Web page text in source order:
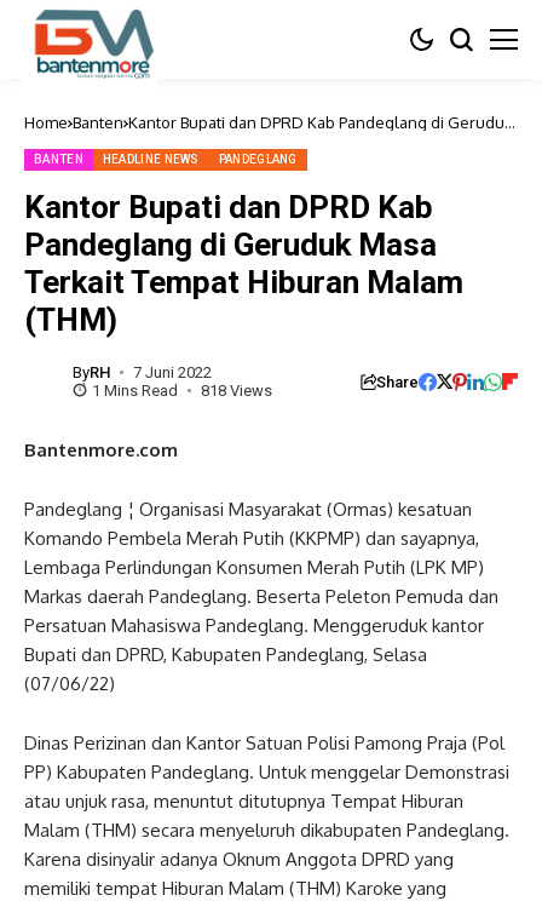
Home Banten Kantor Bupati dan DPRD Kab Pandeglang di Geruduk
BANTEN HEADLINE NEWS PANDEGLANG
Kantor Bupati dan DPRD Kab
Pandeglang di Geruduk Masa
Terkait Tempat Hiburan Malam
(THM)
ByRH
7 Juni 2022
1 Mins Read
818 Views Share
Bantenmore.com
Pandeglang ¦ Organisasi Masyarakat (Ormas) kesatuan
Komando Pembela Merah Putih (KKPMP) dan sayapnya,
Lembaga Perlindungan Konsumen Merah Putih (LPK MP)
Markas daerah Pandeglang. Beserta Peleton Pemuda dan
Persatuan Mahasiswa Pandeglang. Menggeruduk kantor
Bupati dan DPRD, Kabupaten Pandeglang, Selasa
(07/06/22)
Dinas Perizinan dan Kantor Satuan Polisi Pamong Praja (Pol
PP) Kabupaten Pandeglang. Untuk menggelar Demonstrasi
atau unjuk rasa, menuntut ditutupnya Tempat Hiburan
Malam (THM) secara menyeluruh dikabupaten Pandeglang.
Karena disinyalir adanya Oknum Anggota DPRD yang
memiliki tempat Hiburan Malam (THM) Karoke yang